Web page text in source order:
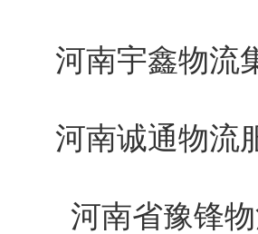
河南宇鑫物流
河南诚通物流
河南省豫锋